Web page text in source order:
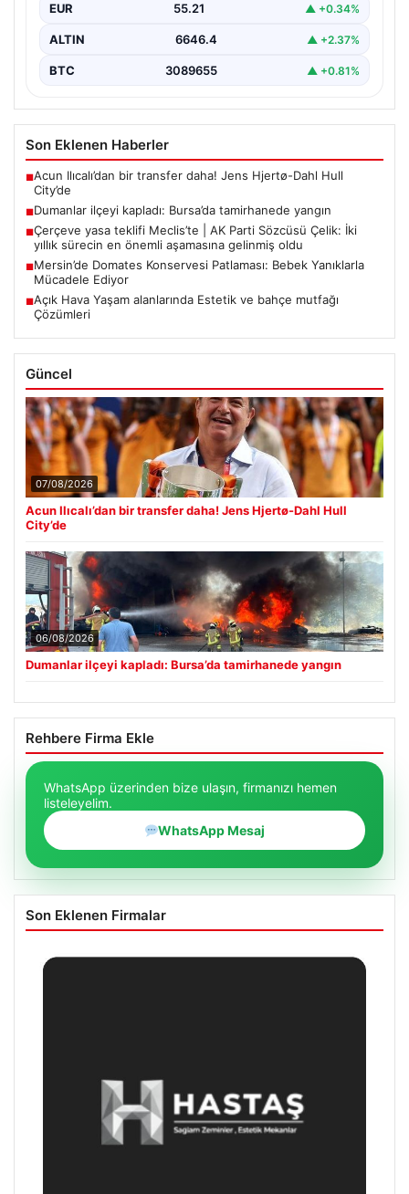
EUR 55.21 ▲ +0.34%
ALTIN 6646.4 ▲ +2.37%
BTC 3089655 ▲ +0.81%
Son Eklenen Haberler
■Acun Ilıcalı’dan bir transfer daha! Jens Hjertø-Dahl Hull
City’de
■Dumanlar ilçeyi kapladı: Bursa’da tamirhanede yangın
■Çerçeve yasa teklifi Meclis’te | AK Parti Sözcüsü Çelik: İki
yıllık sürecin en önemli aşamasına gelinmiş oldu
■Mersin’de Domates Konservesi Patlaması: Bebek Yanıklarla
Mücadele Ediyor
■Açık Hava Yaşam alanlarında Estetik ve bahçe mutfağı
Çözümleri
Güncel
07/08/2026
Acun Ilıcalı’dan bir transfer daha! Jens Hjertø-Dahl Hull
City’de
06/08/2026
Dumanlar ilçeyi kapladı: Bursa’da tamirhanede yangın
Rehbere Firma Ekle
WhatsApp üzerinden bize ulaşın, firmanızı hemen
listeleyelim.
WhatsApp Mesaj
Son Eklenen Firmalar